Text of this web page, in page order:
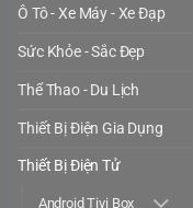
Ô Tô - Xe Máy - Xe Đạp
Sức Khỏe - Sắc Đẹp
Thể Thao - Du Lịch
Thiết Bị Điện Gia Dụng
Thiết Bị Điện Tử
Android Tivi Box